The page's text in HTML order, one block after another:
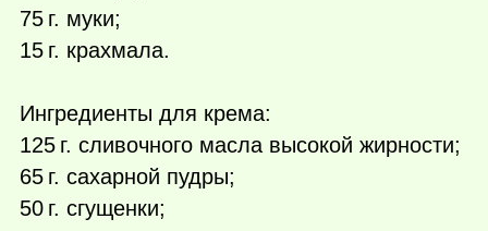
75 г. муки;
15 г. крахмала.
Ингредиенты для крема:
125 г. сливочного масла высокой жирности;
65 г. сахарной пудры;
50 г. сгущенки;